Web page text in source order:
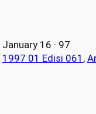
January 16 · 97
1997 01 Edisi 061 ,